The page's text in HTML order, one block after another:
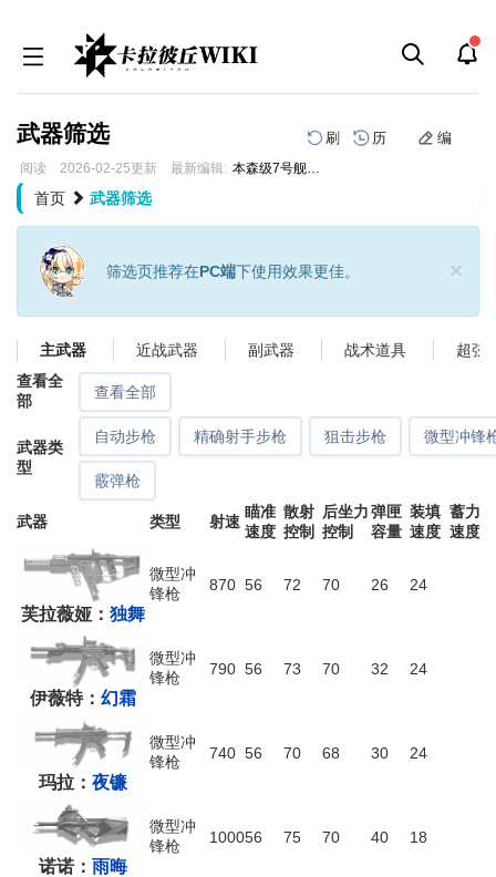
武器筛选 刷 历 编
阅读 2026-02-25更新 最新编辑: 本森级7号舰拉菲
跳
到
跳
到
首页 武器筛选
筛选页推荐在PC端下使用效果更佳。 ×
主武器 近战武器 副武器 战术道具
超弦
查看全
部
查看全部
武器类
型
自动步枪 精确射手步枪 狙击步枪 微型冲锋
霰弹枪
武器 类型 射速
瞄准
速度
散射
控制
后坐力
控制
弹匣
容量
装填
速度
蓄力
速度
芙拉薇娅： 独舞
微型冲
锋枪
870 56 72 70 26 24
伊薇特： 幻霜
微型冲
锋枪
790 56 73 70 32 24
玛拉： 夜镰
微型冲
锋枪
740 56 70 68 30 24
诺诺： 雨晦
微型冲
锋枪
100056 75 70 40 18